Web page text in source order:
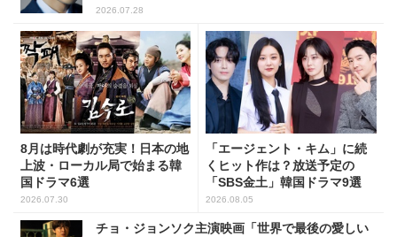
2026.07.28
8月は時代劇が充実！日本の地
上波・ローカル局で始まる韓
国ドラマ6選
2026.07.30
「エージェント・キム」に続
くヒット作は？放送予定の
「SBS金土」韓国ドラマ9選
2026.08.05
チョ・ジョンソク主演映画「世界で最後の愛しい